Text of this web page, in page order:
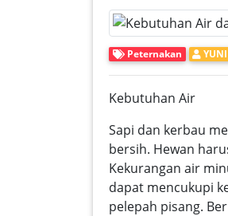
Peternakan
Kebutuhan Air
Sapi dan kerbau
bersih. Hewan
Kekurangan air
dapat mencukupi
pelepah pisang.